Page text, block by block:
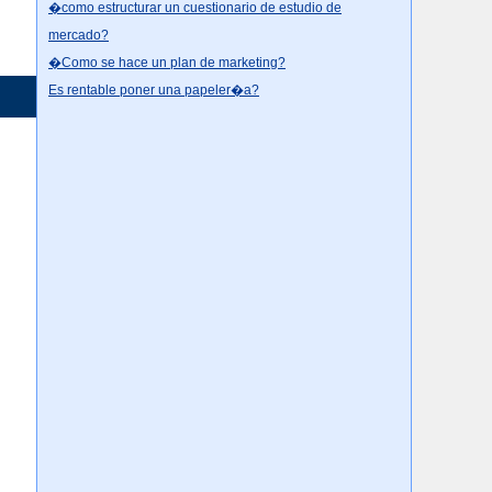
�como estructurar un cuestionario de estudio de
mercado?
�Como se hace un plan de marketing?
Es rentable poner una papeler�a?